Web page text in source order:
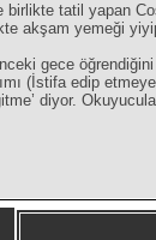
birlikte tatil yapan
akşam yemeği
önceki gece
(İstifa edip
diyor.